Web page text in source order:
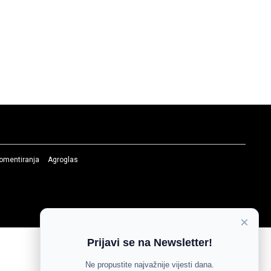
Agroglas
×
Prijavi se na Newsletter!
Ne propustite najvažnije vijesti dana.